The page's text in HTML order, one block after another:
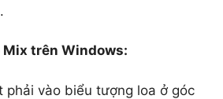
.
Mix trên Windows:
phải vào biểu tượng loa ở góc